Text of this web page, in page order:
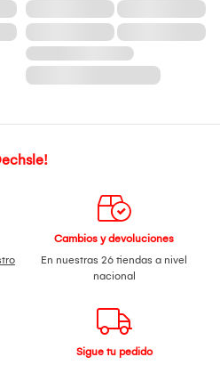
Cambios y devoluciones
En nuestras 26 tiendas a nivel
nacional
Sigue tu pedido